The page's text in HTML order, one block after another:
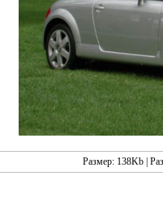
Размер: 138Kb |